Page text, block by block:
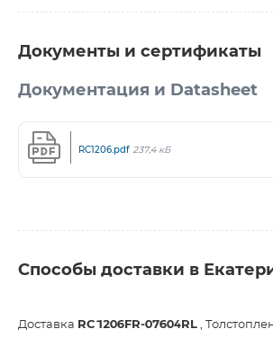
Документы и сертификаты
Документация и Datasheet
RC1206.pdf 237,4 кБ
Способы доставки в
Доставка RC1206FR-07604RL ,